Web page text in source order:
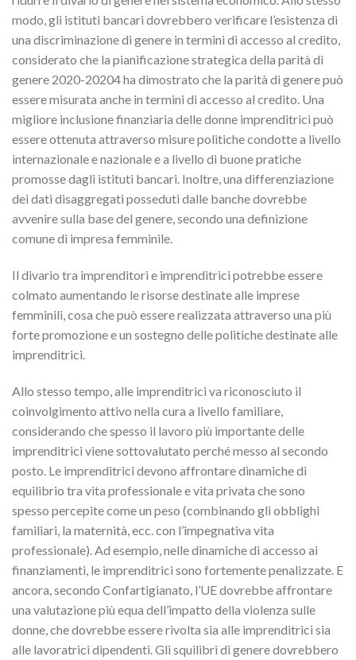
modo, gli istituti bancari dovrebbero verificare l’esistenza di
una discriminazione di genere in termini di accesso al credito,
considerato che la pianificazione strategica della parità di
genere 2020-20204 ha dimostrato che la parità di genere può
essere misurata anche in termini di accesso al credito. Una
migliore inclusione finanziaria delle donne imprenditrici può
essere ottenuta attraverso misure politiche condotte a livello
internazionale e nazionale e a livello di buone pratiche
promosse dagli istituti bancari. Inoltre, una differenziazione
dei dati disaggregati posseduti dalle banche dovrebbe
avvenire sulla base del genere, secondo una definizione
comune di impresa femminile.
Il divario tra imprenditori e imprenditrici potrebbe essere
colmato aumentando le risorse destinate alle imprese
femminili, cosa che può essere realizzata attraverso una più
forte promozione e un sostegno delle politiche destinate alle
imprenditrici.
Allo stesso tempo, alle imprenditrici va riconosciuto il
coinvolgimento attivo nella cura a livello familiare,
considerando che spesso il lavoro più importante delle
imprenditrici viene sottovalutato perché messo al secondo
posto. Le imprenditrici devono affrontare dinamiche di
equilibrio tra vita professionale e vita privata che sono
spesso percepite come un peso (combinando gli obblighi
familiari, la maternità, ecc. con l’impegnativa vita
professionale). Ad esempio, nelle dinamiche di accesso ai
finanziamenti, le imprenditrici sono fortemente penalizzate. E
ancora, secondo Confartigianato, l’UE dovrebbe affrontare
una valutazione più equa dell’impatto della violenza sulle
donne, che dovrebbe essere rivolta sia alle imprenditrici sia
alle lavoratrici dipendenti. Gli squilibri di genere dovrebbero